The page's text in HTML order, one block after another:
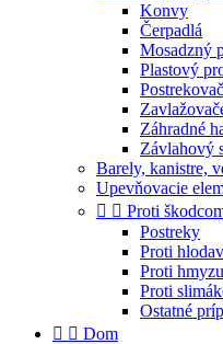
Konvy
Čerpadlá
Mosadzný
Plastový
Záhradné
Závlahový
Barely, kanistre,
Upevňovacie
  Proti
Postreky
Proti
Proti hmyzu
Proti
Ostatné
  Dom